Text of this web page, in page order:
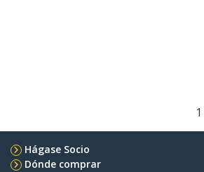
Hágase Socio
Dónde comprar